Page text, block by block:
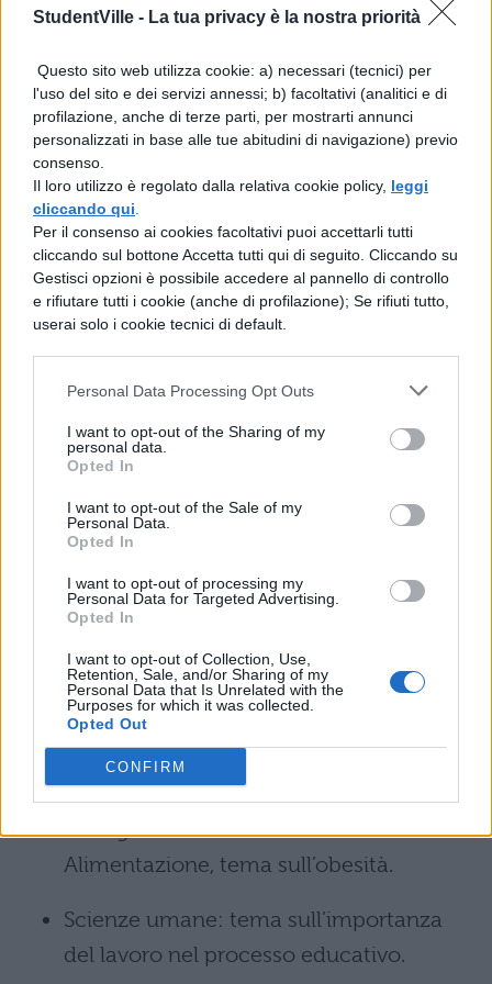
StudentVille - La tua privacy è la nostra priorità
Questo sito web utilizza cookie: a) necessari (tecnici) per
l'uso del sito e dei servizi annessi; b) facoltativi (analitici e di
profilazione, anche di terze parti, per mostrarti annunci
personalizzati in base alle tue abitudini di navigazione) previo
consenso.
Il loro utilizzo è regolato dalla relativa cookie policy, leggi
cliccando qui
Per il consenso ai cookies facoltativi puoi accettarli tutti
cliccando sul bottone Accetta tutti qui di seguito. Cliccando su
Gestisci opzioni è possibile accedere al pannello di controllo
e rifiutare tutti i cookie (anche di profilazione); Se rifiuti tutto,
userai solo i cookie tecnici di default.
Personal Data Processing Opt Outs
I want to opt-out of the Sharing of my
personal data.
Opted In
I want to opt-out of the Sale of my
Personal Data.
Opted In
I want to opt-out of processing my
Personal Data for Targeted Advertising.
Opted In
I want to opt-out of Collection, Use,
Retention, Sale, and/or Sharing of my
Personal Data that Is Unrelated with the
Purposes for which it was collected.
Opted Out
CONFIRM
tema di disegno: un albero in acciaio,
calcolo della sua potenza, come avviene
il suo ciclo di lavorazione e svolgimento
degli esercizi del diagramma di carico
liceo scientifico scienze applicate:
studio di una funzione
Amministrazione finanza e marketing,
traccia di economia aziendale:
ricorstruzione di uno stato patrimoniale
e di un conto economico.
tema di attualità sul social eating
Elettronica ed elettrotecnica – indirizzo
articolazione elettrotecnica: tecnologia
e progettazione di sistemi elettrici ed
elettronici.
Servizi socio-sanitari: è uscita una
traccia di ottica applicata.
Alberghero: traccia di Alimenti e
Alimentazione, tema sull’obesità.
Scienze umane: tema sull’importanza
del lavoro nel processo educativo.